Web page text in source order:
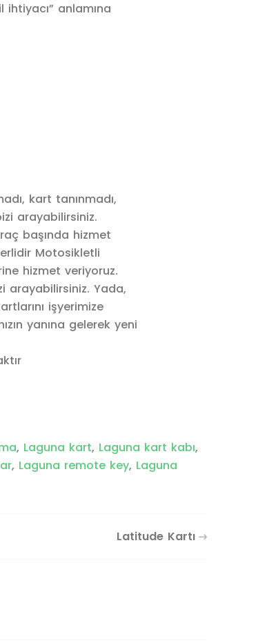
ihtiyacı” anlamına
kart tanınmadı,
arayabilirsiniz.
başında hizmet
Motosikletli
hizmet veriyoruz.
arayabilirsiniz. Yada,
işyerimize
yanına gelerek yeni
, Laguna kart, Laguna kart kabı,
, Laguna remote key, Laguna
Latitude Kartı